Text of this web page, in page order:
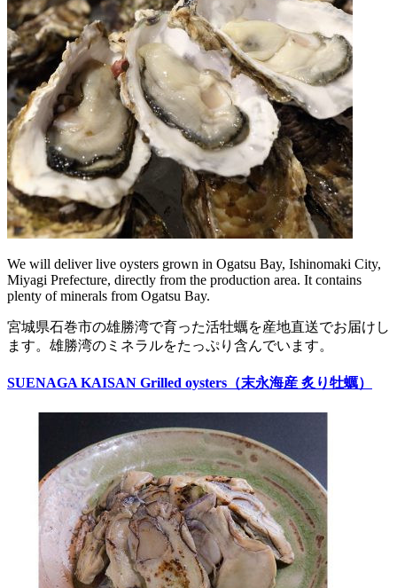
We will deliver live oysters grown in Ogatsu Bay, Ishinomaki City,
Miyagi Prefecture, directly from the production area. It contains
plenty of minerals from Ogatsu Bay.
宮城県石巻市の雄勝湾で育った活牡蠣を産地直送でお届けし
ます。雄勝湾のミネラルをたっぷり含んでいます。
SUENAGA KAISAN Grilled oysters（末永海産 炙り牡蠣）